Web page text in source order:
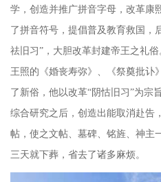
学，创造并推广拼音字母，改革康
了拼音符号，提倡普及教育救国，
祛旧习”，大胆改革封建帝王之礼俗
王照的《婚丧寿弥》、《祭奠批讣
了新俗，他以改革“阴怙旧习”为宗
综合研究之后，创造出能取消赴告
帖，使之文帖、墓碑、铭旌、神主
三天就下葬，省去了诸多麻烦。